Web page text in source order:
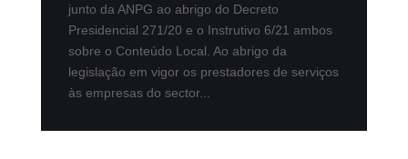
junto da ANPG ao abrigo do Decreto
Presidencial 271/20 e o Instrutivo 6/21 ambos
sobre o Conteúdo Local. Ao abrigo da
legislação em vigor os prestadores de serviços
às empresas do sector...